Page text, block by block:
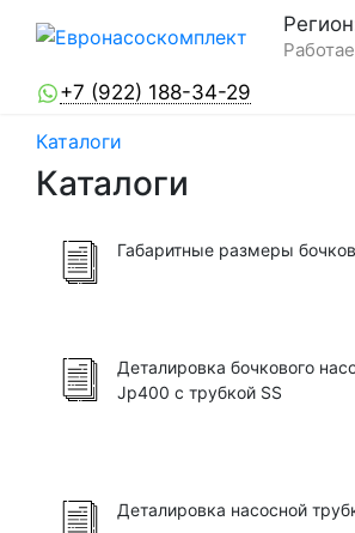
+7 (922) 188-34-29
Каталоги
Каталоги
Габаритные размеры
Деталировка бочкового
Jp400 с трубкой SS
Деталировка насосной